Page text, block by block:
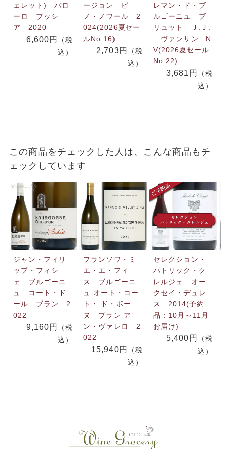
ェレット) バロ
ーロ ブッシ
ア 2020
6,600円
（税
込）
ージョン ピ
ノ・ノワール 2
024(2026夏セー
ルNo.16)
2,703円
（税
込）
レマン・ド・ブ
ルゴーニュ ブ
リュット Ｊ.Ｊ.
ヴァンサン N
V(2026夏セール
No.22)
3,681円
（税
込）
この商品をチェックした人は、こんな商品もチ
ェックしています
ジャン・フィリ
ップ・フィシ
ェ ブルゴーニ
ュ コート・ド
ール ブラン 2
022
9,160円
（税
込）
フランソワ・ミ
エ・エ・フィ
ス ブルゴーニ
ュ オート・コー
ト・ ド・ボー
ヌ ブラン ア
ン・ヴァレロ 2
022
15,940円
（税
込）
セレクション・
パトリック・ク
レルジェ オー
クセイ・デュレ
ス 2014(予約
品：10月～11月
お届け)
5,400円
（税
込）